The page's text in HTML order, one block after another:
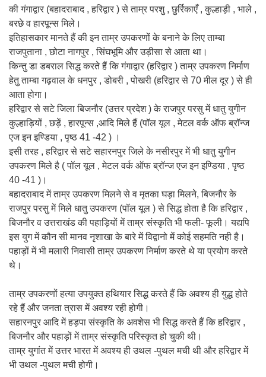
की गंगाद्वार (बहादराबाद , हरिद्वार ) से ताम्र परशु , छुर्रिकाएँ , कुल्हाड़ी , भाले ,
बरछे व हारपून्स मिले।
इतिहासकार मानते हैं की इन ताम्र उपकरणों के बनाने के लिए ताम्बा
राजपुताना , छोटा नागपुर , सिंघभूमि और उड़ीसा से आता था।
किन्तु डा डबराल सिद्ध करते हैं कि गंगाद्वार (हरिद्वार ) ताम्र उपकरण निर्माण
हेतु ताम्बा गढ़वाल के धनपुर , डोबरी , पोखरी (हरिद्वार से 70 मील दूर ) से ही
आता होगा।
हरिद्वार से सटे जिला बिजनौर (उत्तर प्रदेश ) के राजपुर परसु में धातु युगीन
कुल्हाड़ियों , छड़ें , हारपून्स ,आदि मिले हैं (पॉल यूल , मेटल वर्क ऑफ ब्रॉन्ज
एज इन इण्डिया , पृष्ठ 41 -42 ) ।
इसी तरह , हरिद्वार से सटे सहारनपुर जिले के नसीरपुर में भी धातु युगीन
उपकरण मिले है ( पॉल यूल , मेटल वर्क ऑफ ब्रॉन्ज एज इन इण्डिया , पृष्ठ
40 -41 )।
बहादराबाद में ताम्र उपकरण मिलने से व मृतका घड़ा मिलने, बिजनौर के
राजपुर परसु में मिले धातु उपकरण (पॉल यूल ) से सिद्ध होता है कि हरिद्वार ,
बिजनौर व उत्तराखंड की पहाड़ियों में ताम्र संस्कृति भी फली- फूली। यद्यपि
इस युग में कौन सी मानव नृशाखा के बारे में विद्वानो में कोई सहमति नही है।
पहाड़ों में भी मलारी निवासी ताम्र उपकरण निर्माण करते थे या प्रयोग करते
थे।
ताम्र उपकरणों हत्या उपयुक्त हथियार सिद्ध करते हैं कि अवश्य ही युद्ध होते
रहे हैं और जनता त्रास में अवश्य रही होगी।
सहारनपुर आदि में हड़पा संस्कृति के अवशेस भी सिद्ध करते हैं कि हरिद्वार ,
बिजनौर और पहाड़ों में ताम्र संस्कृति परिस्कृत हो चुकी थी।
ताम्र युगांत में उत्तर भारत में अवश्य ही उथल -पुथल मची थी और हरिद्वार में
भी उथल -पुथल मची होगी।